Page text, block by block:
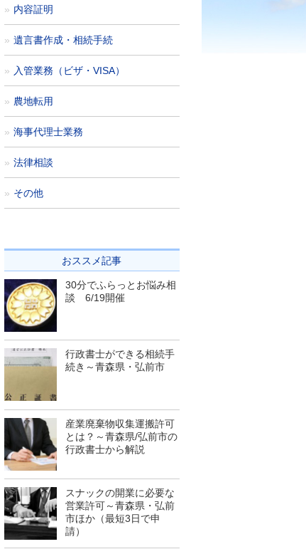
内容証明
遺言書作成・相続手続
入管業務（ビザ・VISA）
農地転用
海事代理士業務
法律相談
その他
おススメ記事
30分でふらっとお悩み相
談 6/19開催
行政書士ができる相続手
続き～青森県・弘前市
産業廃棄物収集運搬許可
とは？～青森県/弘前市の
行政書士から解説
スナックの開業に必要な
営業許可～青森県・弘前
市ほか（最短3日で申
請）